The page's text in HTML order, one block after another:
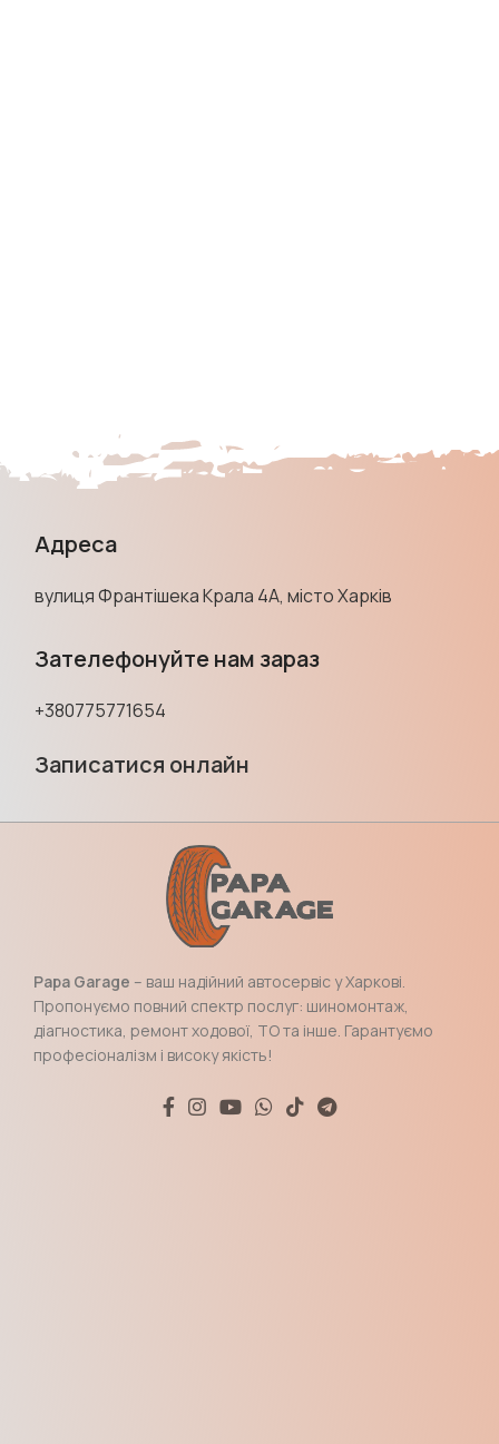
Адреса
вулиця Франтішека Крала 4А, місто Харків
Зателефонуйте нам зараз
+380775771654
Записатися онлайн
Papa Garage – ваш надійний автосервіс у Харкові.
Пропонуємо повний спектр послуг: шиномонтаж,
діагностика, ремонт ходової, ТО та інше. Гарантуємо
професіоналізм і високу якість!